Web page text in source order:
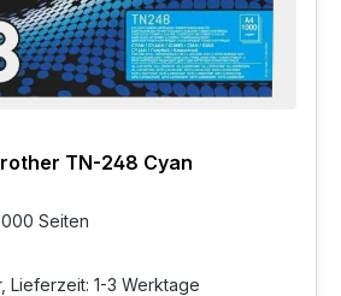
TN-248 Cyan
Seiten
Lieferzeit: 1-3 Werktage